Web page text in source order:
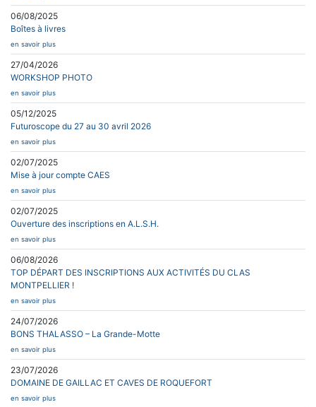
06/08/2025
Boîtes à livres
en savoir plus
27/04/2026
WORKSHOP PHOTO
en savoir plus
05/12/2025
Futuroscope du 27 au 30 avril 2026
en savoir plus
02/07/2025
Mise à jour compte CAES
en savoir plus
02/07/2025
Ouverture des inscriptions en A.L.S.H.
en savoir plus
06/08/2026
TOP DÉPART DES INSCRIPTIONS AUX ACTIVITÉS DU CLAS
MONTPELLIER !
en savoir plus
24/07/2026
BONS THALASSO – La Grande-Motte
en savoir plus
23/07/2026
DOMAINE DE GAILLAC ET CAVES DE ROQUEFORT
en savoir plus